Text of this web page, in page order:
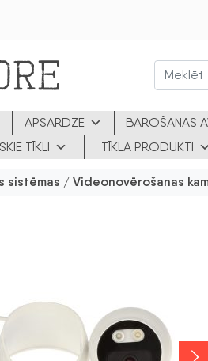
APSARDZE BAROŠANAS
TĪKLI TĪKLA PRODUKTI
sistēmas / Videonovērošanas